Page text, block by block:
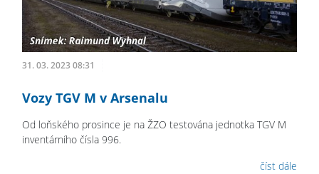
31. 03. 2023 08:31
Vozy TGV M v Arsenalu
Od loňského prosince je na ŽZO testována jednotka TGV M
inventárního čísla 996.
číst dále